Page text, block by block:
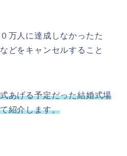
万人に達成しなかったた
どをキャンセルすること
あげる予定だった結婚式場
紹介します。